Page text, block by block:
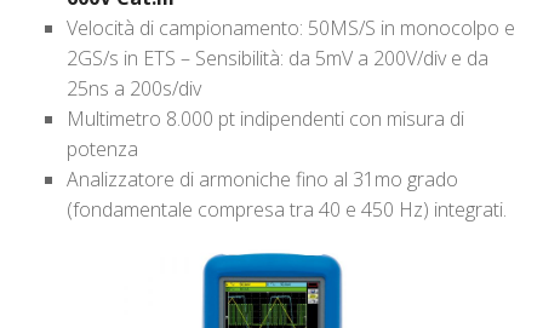
Velocità di campionamento: 50MS/S in monocolpo e
2GS/s in ETS – Sensibilità: da 5mV a 200V/div e da
25ns a 200s/div
Multimetro 8.000 pt indipendenti con misura di
potenza
Analizzatore di armoniche fino al 31mo grado
(fondamentale compresa tra 40 e 450 Hz) integrati.